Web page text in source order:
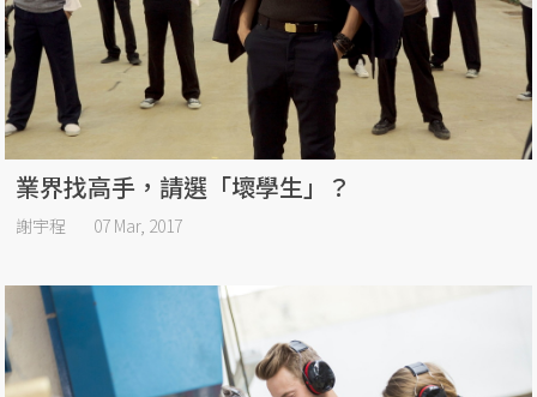
業界找高手，請選「壞學生」？
謝宇程 07 Mar, 2017